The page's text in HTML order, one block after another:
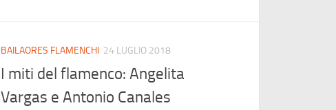
BAILAORES FLAMENCHI 24 LUGLIO 2018
I miti del flamenco: Angelita
Vargas e Antonio Canales